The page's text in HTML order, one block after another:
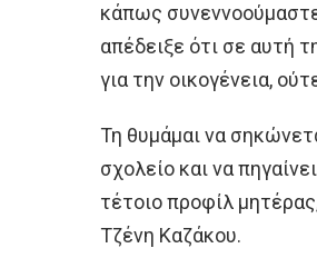
κάπως
απέδειξε ότι σε αυτή
για την οικογένεια,
Τη θυμάμαι να
σχολείο και να
τέτοιο προφίλ
Τζένη Καζάκου.